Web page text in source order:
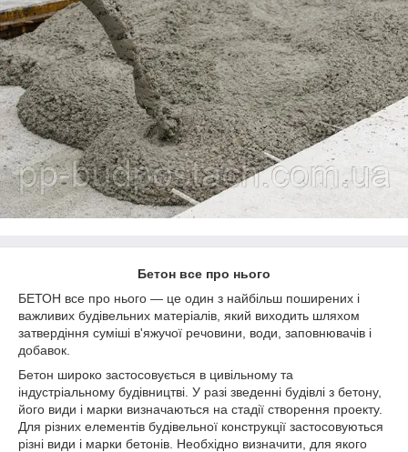
Бетон все про нього
БЕТОН все про нього — це один з найбільш поширених і
важливих будівельних матеріалів, який виходить шляхом
затвердіння суміші в'яжучої речовини, води, заповнювачів і
добавок.
Бетон широко застосовується в цивільному та
індустріальному будівництві. У разі зведенні будівлі з бетону,
його види і марки визначаються на стадії створення проекту.
Для різних елементів будівельної конструкції застосовуються
різні види і марки бетонів. Необхідно визначити, для якого